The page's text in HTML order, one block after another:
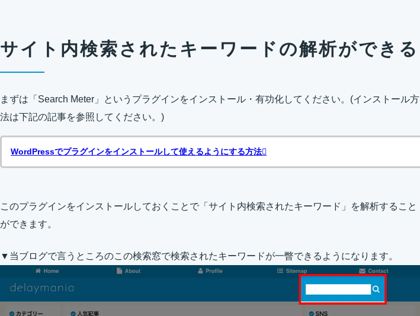
サイト内検索されたキーワードの解析ができる
まずは「Search Meter」というプラグインをインストール・有功化してください。(インストール方
法は下記の記事を参照してください。)
WordPressでプラグインをインストールして使えるようにする方法
このプラグインをインストールしておくことで「サイト内検索されたキーワード」を解析すること
ができます。
▼当ブログで言うところのこの検索窓で検索されたキーワードが一瞥できるようになります。